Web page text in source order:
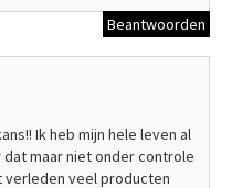
Beantwoorden
Ik heb mijn hele leven al
maar niet onder controle
verleden veel producten